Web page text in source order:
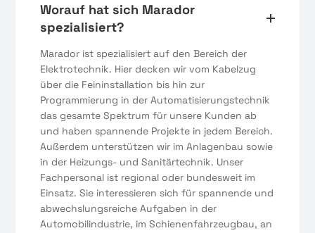
Worauf hat sich Marador
spezialisiert?
Marador ist spezialisiert auf den Bereich der
Elektrotechnik. Hier decken wir vom Kabelzug
über die Feininstallation bis hin zur
Programmierung in der Automatisierungstechnik
das gesamte Spektrum für unsere Kunden ab
und haben spannende Projekte in jedem Bereich.
Außerdem unterstützen wir im Anlagenbau sowie
in der Heizungs- und Sanitärtechnik. Unser
Fachpersonal ist regional oder bundesweit im
Einsatz. Sie interessieren sich für spannende und
abwechslungsreiche Aufgaben in der
Automobilindustrie, im Schienenfahrzeugbau, an